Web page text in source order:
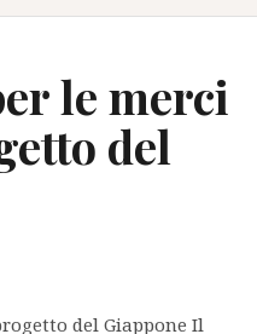
le merci
del
del Giappone Il